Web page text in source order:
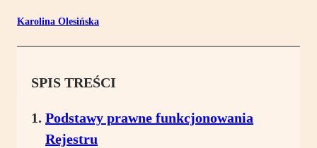
Karolina Olesińska
SPIS TREŚCI
Podstawy prawne funkcjonowania
Rejestru